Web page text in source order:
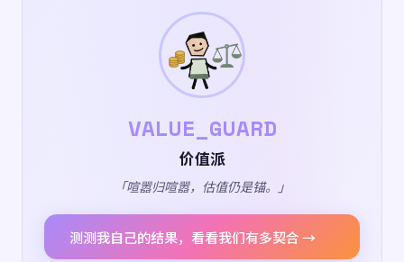
VALUE_GUARD
价值派
「喧嚣归喧嚣，估值仍是锚。」
测测我自己的结果，看看我们有多契合 →